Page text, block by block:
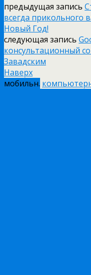
предыдущая запись
всегда прикольного
Новый Год!
следующая запись
консультационный
Завадским
Наверх
мобильн.